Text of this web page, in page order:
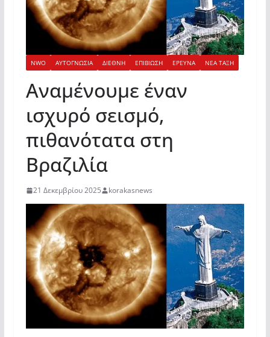
NWO ΑΥΤΟΓΝΩΣΙΑ ΔΙΕΘΝΗ ΕΠΙΒΙΩΣΗ ΕΡΕΥΝΑ ΝΕΑ ΤΑΞΗ
Αναμένουμε έναν
ισχυρό σεισμό,
πιθανότατα στη
Βραζιλία
21 Δεκεμβρίου 2025 korakasnews